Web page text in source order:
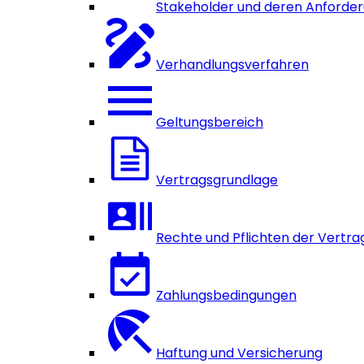
Stakeholder und deren
Verhandlungsverfahren
Geltungsbereich
Vertragsgrundlage
Rechte und Pflichten der
Zahlungsbedingungen
Haftung und Versicherung